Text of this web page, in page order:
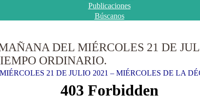
Publicaciones
Búscanos
DEL MIÉRCOLES 21 DE
ORDINARIO.
21 DE JULIO 2021 – MIÉRCOLES DE LA